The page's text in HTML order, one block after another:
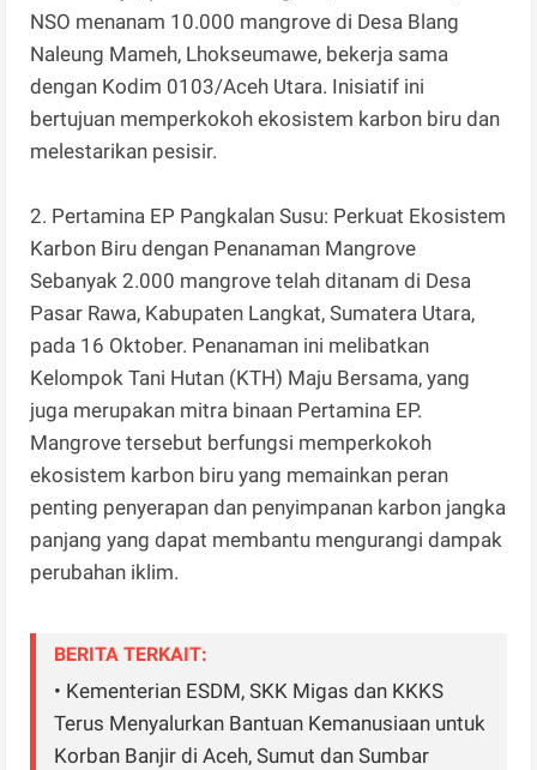
NSO menanam 10.000 mangrove di Desa Blang
Naleung Mameh, Lhokseumawe, bekerja sama
dengan Kodim 0103/Aceh Utara. Inisiatif ini
bertujuan memperkokoh ekosistem karbon biru dan
melestarikan pesisir.
2. Pertamina EP Pangkalan Susu: Perkuat Ekosistem
Karbon Biru dengan Penanaman Mangrove
Sebanyak 2.000 mangrove telah ditanam di Desa
Pasar Rawa, Kabupaten Langkat, Sumatera Utara,
pada 16 Oktober. Penanaman ini melibatkan
Kelompok Tani Hutan (KTH) Maju Bersama, yang
juga merupakan mitra binaan Pertamina EP.
Mangrove tersebut berfungsi memperkokoh
ekosistem karbon biru yang memainkan peran
penting penyerapan dan penyimpanan karbon jangka
panjang yang dapat membantu mengurangi dampak
perubahan iklim.
BERITA TERKAIT:
• Kementerian ESDM, SKK Migas dan KKKS
Terus Menyalurkan Bantuan Kemanusiaan untuk
Korban Banjir di Aceh, Sumut dan Sumbar